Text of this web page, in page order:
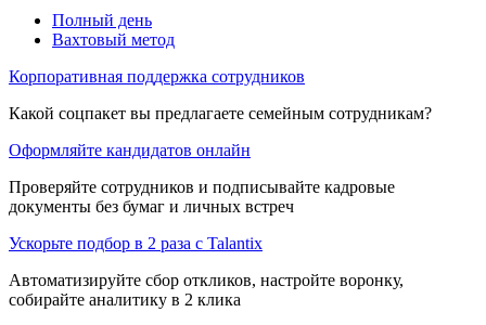
Полный день
Вахтовый метод
Корпоративная поддержка сотрудников
Какой соцпакет вы предлагаете семейным сотрудникам?
Оформляйте кандидатов онлайн
Проверяйте сотрудников и подписывайте кадровые
документы без бумаг и личных встреч
Ускорьте подбор в 2 раза с Talantix
Автоматизируйте сбор откликов, настройте воронку,
собирайте аналитику в 2 клика